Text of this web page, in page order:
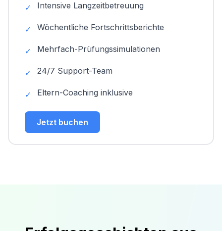
✓ Intensive Langzeitbetreuung
✓ Wöchentliche Fortschrittsberichte
✓ Mehrfach-Prüfungssimulationen
✓ 24/7 Support-Team
✓ Eltern-Coaching inklusive
Jetzt buchen